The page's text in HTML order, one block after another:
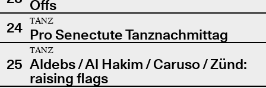
Offs
24
TANZ
Pro Senectute Tanznachmittag
25
TANZ
Aldebs / Al Hakim / Caruso / Zünd:
raising flags